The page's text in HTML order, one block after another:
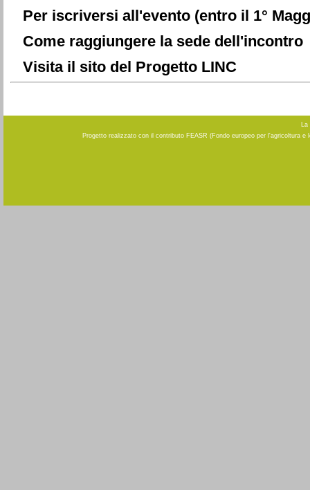
Per iscriversi all'evento (entro il 1°
Come raggiungere la sede dell'incontro
Visita il sito del Progetto LINC
La
Progetto realizzato con il contributo FEASR (Fondo europeo per l'agricoltura